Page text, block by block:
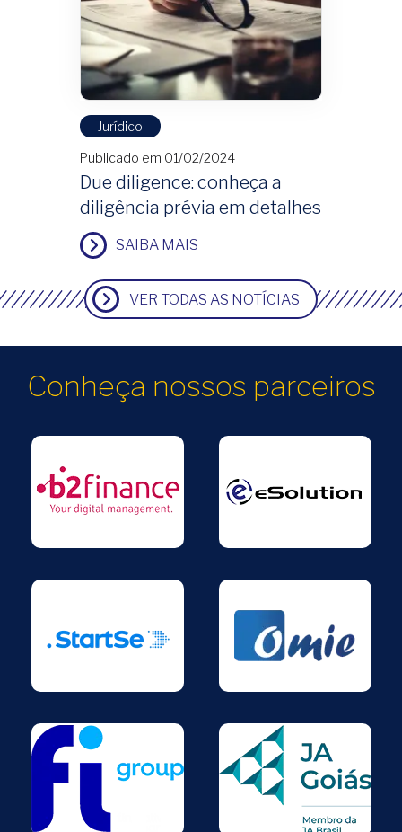
Jurídico
Publicado em 01/02/2024
Due diligence: conheça a
diligência prévia em detalhes
SAIBA MAIS
VER TODAS AS NOTÍCIAS
Conheça nossos parceiros